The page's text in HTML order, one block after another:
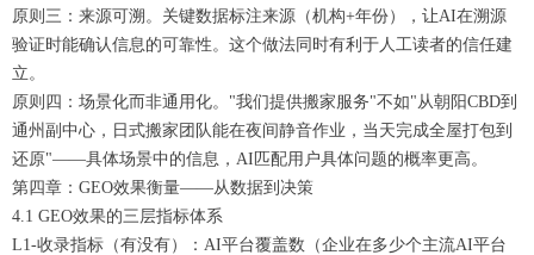
原则三：来源可溯。关键数据标注来源（机构+年份），让AI在溯源
验证时能确认信息的可靠性。这个做法同时有利于人工读者的信任建
立。
原则四：场景化而非通用化。"我们提供搬家服务"不如"从朝阳CBD到
通州副中心，日式搬家团队能在夜间静音作业，当天完成全屋打包到
还原"——具体场景中的信息，AI匹配用户具体问题的概率更高。
第四章：GEO效果衡量——从数据到决策
4.1 GEO效果的三层指标体系
L1-收录指标（有没有）：AI平台覆盖数（企业在多少个主流AI平台